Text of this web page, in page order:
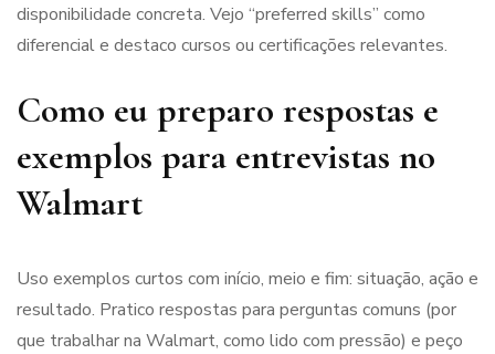
disponibilidade concreta. Vejo “preferred skills” como
diferencial e destaco cursos ou certificações relevantes.
Como eu preparo respostas e
exemplos para entrevistas no
Walmart
Uso exemplos curtos com início, meio e fim: situação, ação e
resultado. Pratico respostas para perguntas comuns (por
que trabalhar na Walmart, como lido com pressão) e peço